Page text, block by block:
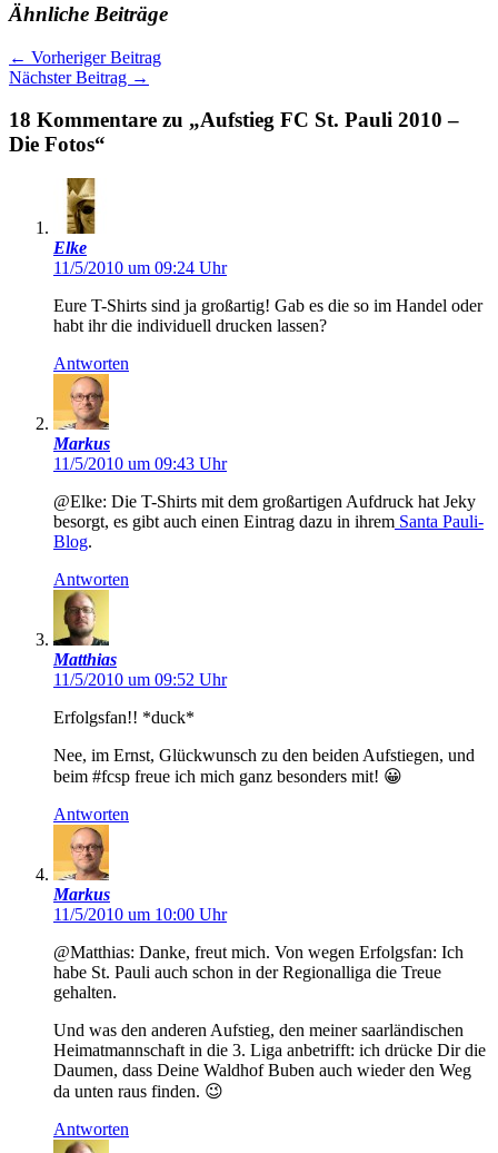
Ähnliche Beiträge
← Vorheriger Beitrag
Nächster Beitrag →
18 Kommentare zu „Aufstieg FC St. Pauli 2010 –
Die Fotos“
Elke
11/5/2010 um 09:24 Uhr
Eure T-Shirts sind ja großartig! Gab es die so im Handel oder
habt ihr die individuell drucken lassen?
Antworten
Markus
11/5/2010 um 09:43 Uhr
@Elke: Die T-Shirts mit dem großartigen Aufdruck hat Jeky
besorgt, es gibt auch einen Eintrag dazu in ihrem Santa Pauli-
Blog.
Antworten
Matthias
11/5/2010 um 09:52 Uhr
Erfolgsfan!! *duck*
Nee, im Ernst, Glückwunsch zu den beiden Aufstiegen, und
beim #fcsp freue ich mich ganz besonders mit! 😀
Antworten
Markus
11/5/2010 um 10:00 Uhr
@Matthias: Danke, freut mich. Von wegen Erfolgsfan: Ich
habe St. Pauli auch schon in der Regionalliga die Treue
gehalten.
Und was den anderen Aufstieg, den meiner saarländischen
Heimatmannschaft in die 3. Liga anbetrifft: ich drücke Dir die
Daumen, dass Deine Waldhof Buben auch wieder den Weg
da unten raus finden. 😉
Antworten